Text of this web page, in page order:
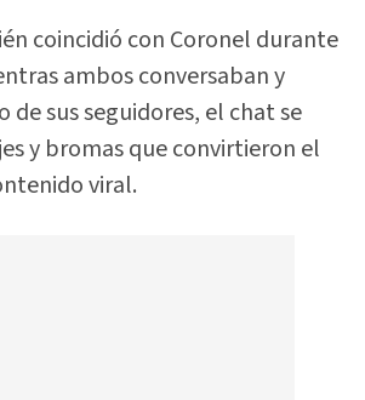
coincidió con Coronel durante
ambos conversaban y
de sus seguidores, el chat se
y bromas que convirtieron el
viral.